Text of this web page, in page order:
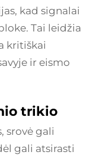
kad signalai
Tai leidžia
kritiškai
ir eismo
trikio
srovė gali
gali atsirasti